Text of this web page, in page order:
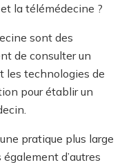
la télémédecine ?
sont des
de consulter un
les technologies de
pour établir un
pratique plus large
d’autres